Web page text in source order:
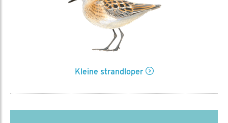
Kleine strandloper